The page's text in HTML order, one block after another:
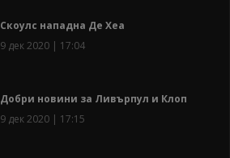
Скоулс нападна Де Хеа
9 дек 2020 | 17:04
Добри новини за Ливърпул и Клоп
9 дек 2020 | 17:15